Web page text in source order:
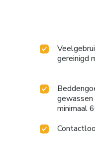
gereinigd
minimaal